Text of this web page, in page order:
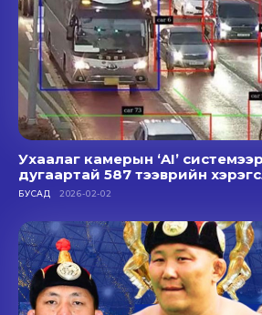
Ухаалаг камерын ‘AI’
дугаартай 587 тээврийн
БУСАД 2026-02-02